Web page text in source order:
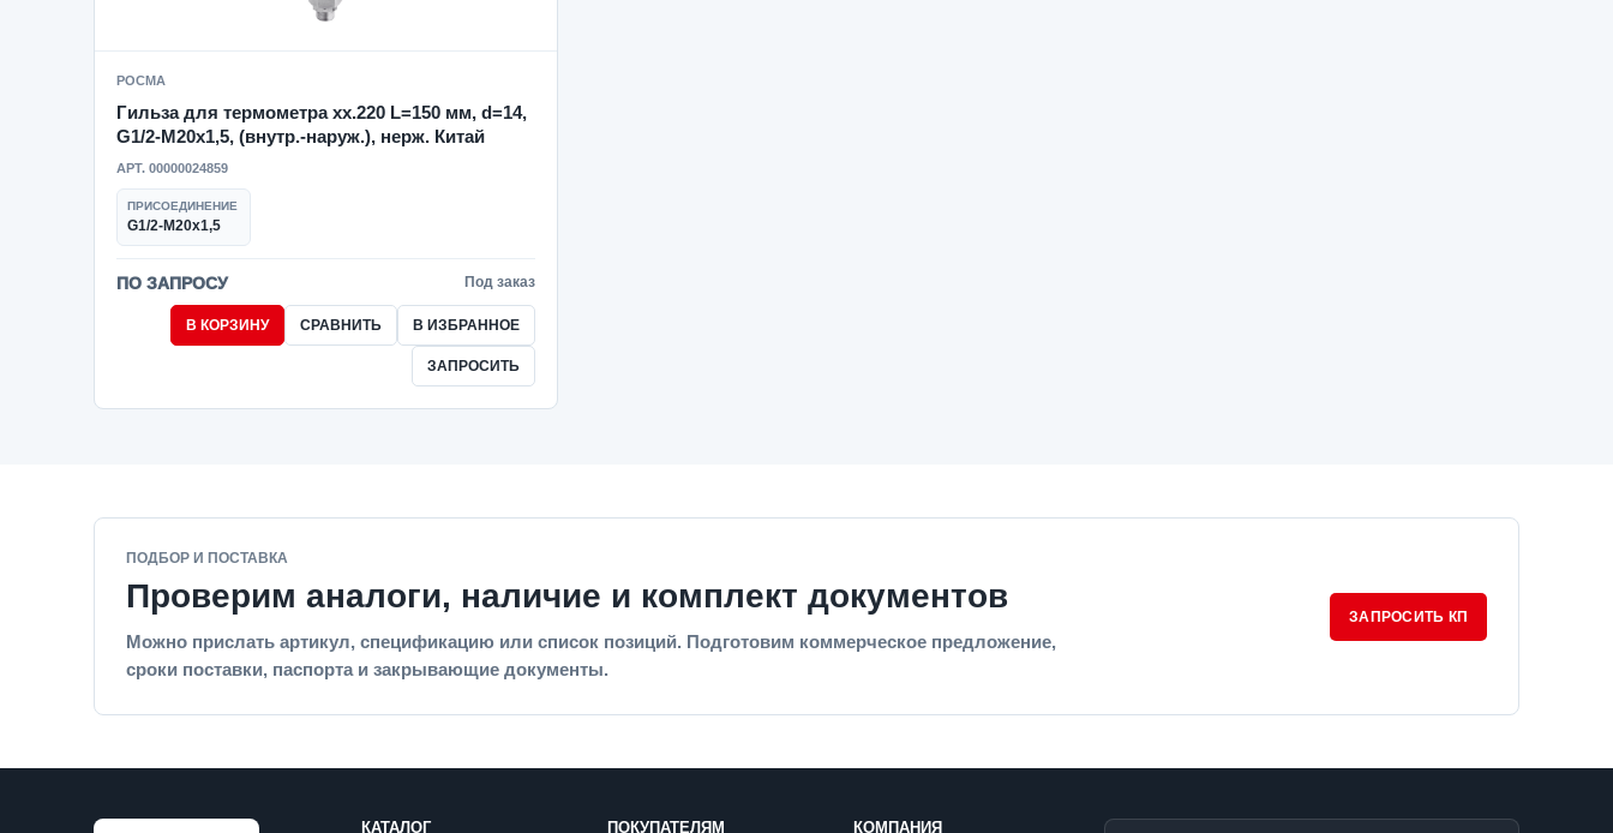
РОСМА
Гильза для термометра xx.220 L=150 мм, d=14,
G1/2-M20x1,5, (внутр.-наруж.), нерж. Китай
АРТ. 00000024859
ПРИСОЕДИНЕНИЕ
G1/2-M20x1,5
ПО ЗАПРОСУ Под заказ
В КОРЗИНУ СРАВНИТЬ В ИЗБРАННОЕ
ЗАПРОСИТЬ
ПОДБОР И ПОСТАВКА
Проверим аналоги, наличие и комплект документов
Можно прислать артикул, спецификацию или список позиций. Подготовим коммерческое предложение,
сроки поставки, паспорта и закрывающие документы.
ЗАПРОСИТЬ КП
КАТАЛОГ ПОКУПАТЕЛЯМ КОМПАНИЯ